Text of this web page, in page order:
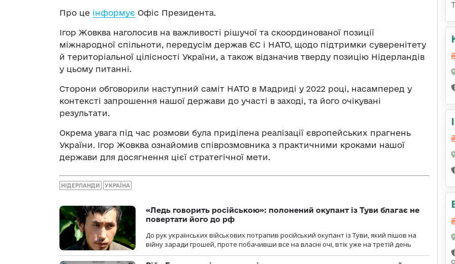
Про це інформує Офіс Президента.
Ігор Жовква наголосив на важливості рішучої та скоординованої позиції
міжнародної спільноти, передусім держав ЄС і НАТО, щодо підтримки суверенітету
й територіальної цілісності України, а також відзначив тверду позицію Нідерландів
у цьому питанні.
Сторони обговорили наступний саміт НАТО в Мадриді у 2022 році, насамперед у
контексті запрошення нашої держави до участі в заході, та його очікувані
результати.
Окрема увага під час розмови була приділена реалізації європейських прагнень
України. Ігор Жовква ознайомив співрозмовника з практичними кроками нашої
держави для досягнення цієї стратегічної мети.
НІДЕРЛАНДИ УКРАЇНА
«Ледь говорить російською»: полонений окупант із Туви благає не
повертати його до рф
До рук українських військових потрапив російський окупант із Туви, який пішов на
війну заради грошей, проте побачивши все на власні очі, втік уже на третій день